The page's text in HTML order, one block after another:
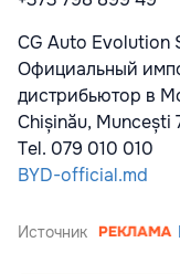
CG Auto Evolution
Официальный
дистрибьютор в
Chișinău, Muncești
Tel. 079 010 010
BYD-official.md
Источник